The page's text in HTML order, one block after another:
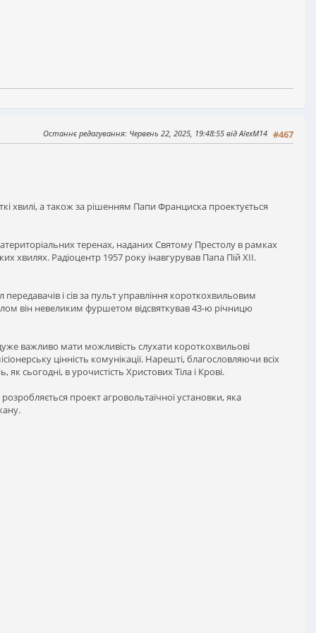
#467
Останнє редагування: Червень 22, 2025, 19:48:55 від AlexM14
хвилі, а також за рішенням Папи Франциска проектується
теренах, наданих Святому Престолу в рамках
хвилях. Радіоцентр 1957 року інавгурував Папа Пій XII.
і сів за пульт управління короткохвильовим
він невеликим фуршетом відсвяткував 43-ю річницю
важливо мати можливість слухати короткохвильові
цінність комунікації. Нарешті, благословляючи всіх
сьогодні, в урочистість Христових Тіла і Крові.
проект агровольтаїчної установки, яка